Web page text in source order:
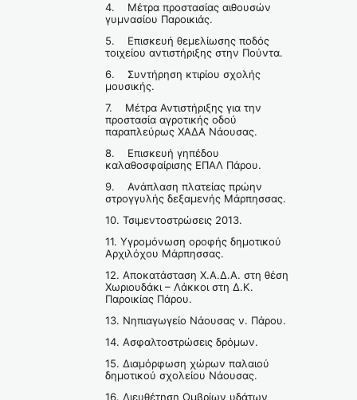
4. Μέτρα προστασίας αιθουσών
γυμνασίου Παροικιάς.
5. Επισκευή θεμελίωσης ποδός
τοιχείου αντιστήριξης στην Πούντα.
6. Συντήρηση κτιρίου σχολής
μουσικής.
7. Μέτρα Αντιστήριξης για την
προστασία αγροτικής οδού
παραπλεύρως ΧΑΔΑ Νάουσας.
8. Επισκευή γηπέδου
καλαθοσφαίρισης ΕΠΑΛ Πάρου.
9. Ανάπλαση πλατείας πρώην
στρογγυλής δεξαμενής Μάρπησσας.
10. Τσιμεντοστρώσεις 2013.
11. Υγρομόνωση οροφής δημοτικού
Αρχιλόχου Μάρπησσας.
12. Αποκατάσταση Χ.Α.Δ.Α. στη θέση
Χωριουδάκι – Λάκκοι στη Δ.Κ.
Παροικίας Πάρου.
13. Νηπιαγωγείο Νάουσας ν. Πάρου.
14. Ασφαλτοστρώσεις δρόμων.
15. Διαμόρφωση χώρων παλαιού
δημοτικού σχολείου Νάουσας.
16. Διευθέτηση Ομβρίων υδάτων